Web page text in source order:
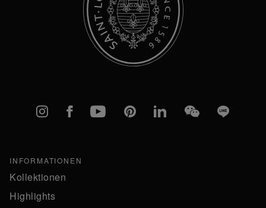
Instagram
FacebookYouTubePinterestlinkedInWeChatLine
INFORMATIONEN
Kollektionen
Highlights